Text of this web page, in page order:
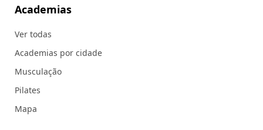
Academias
Ver todas
Academias por cidade
Musculação
Pilates
Mapa